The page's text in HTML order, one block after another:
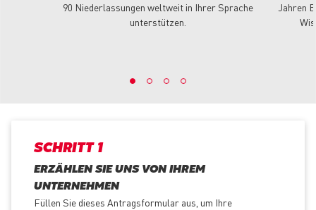
90 Niederlassungen weltweit in Ihrer Sprache
unterstützen.
Jahren
SCHRITT 1
ERZÄHLEN SIE UNS VON IHREM
UNTERNEHMEN
Füllen Sie dieses Antragsformular aus, um Ihre